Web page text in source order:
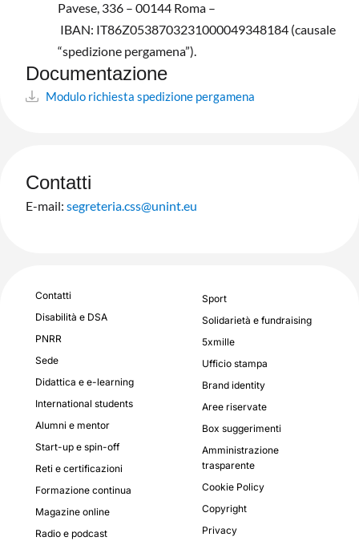
Pavese, 336 – 00144 Roma –
IBAN: IT86Z0538703231000049348184 (causale
“spedizione pergamena”).
Documentazione
Modulo richiesta spedizione pergamena
Contatti​
E-mail: segreteria.css@unint.eu
Contatti
Disabilità e DSA
PNRR
Sede
Didattica e e-learning
International students
Alumni e mentor
Start-up e spin-off
Reti e certificazioni
Formazione continua
Magazine online
Radio e podcast
Sport
Solidarietà e fundraising
5xmille
Ufficio stampa
Brand identity
Aree riservate
Box suggerimenti
Amministrazione
trasparente
Cookie Policy
Copyright
Privacy